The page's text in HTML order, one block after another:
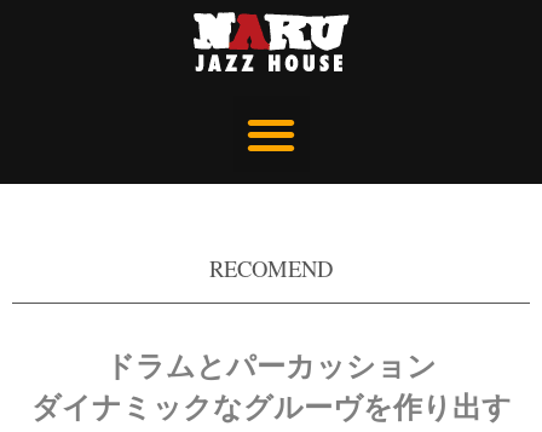
RECOMEND
ドラムとパーカッション
ダイナミックなグルーヴを作り出す